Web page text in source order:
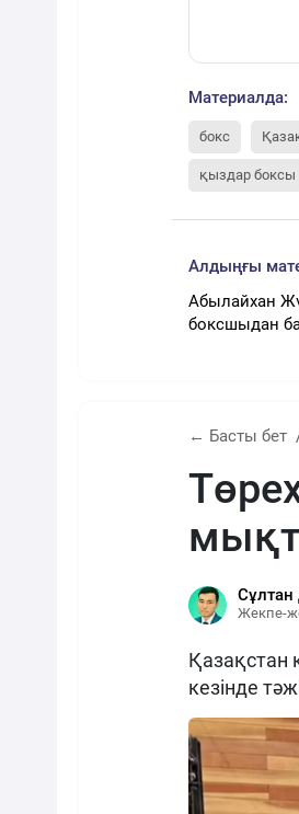
Материалда:
бокс
қыздар боксы
Алдыңғы
Абылайхан
боксшыдан
← Басты бет
Сұлтан
Жекпе-
Қазақстан
кезінде